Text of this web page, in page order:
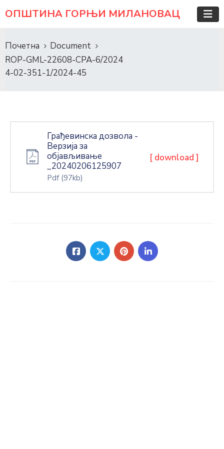
ОПШТИНА ГОРЊИ МИЛАНОВАЦ
Почетна
Document
ROP-GML-22608-CPA-6/2024
4-02-351-1/2024-45
Грађевинска дозвола -
Верзија за
објављивање
_20240206125907
Pdf (97kb)
[ download ]